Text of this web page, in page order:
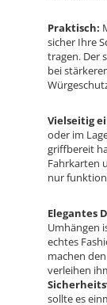
Praktisch:
sicher Ihre
tragen. Der
bei
Vielseitig
oder im
griffbereit
Fahrkarten
nur
Elegantes
Umhängen
echtes
machen
verleihen
sollte es